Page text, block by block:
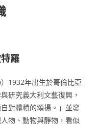
羅
1932年出生於哥倫比亞
研究義大利文藝復興，
對體積的頌揚。」並發
物、動物與靜物，看似